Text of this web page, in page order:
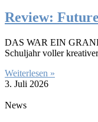
Review:
DAS WAR EIN
Schuljahr voller
Weiterlesen »
3. Juli 2026
News